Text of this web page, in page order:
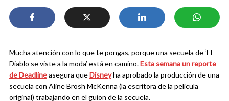
Mucha atención con lo que te pongas, porque una secuela de ‘El
Diablo se viste a la moda’ está en camino.Esta semana un reporte
de Deadlineasegura queDisneyha aprobado la producción de una
secuela con Aline Brosh McKenna (la escritora de la película
original) trabajando en el guion de la secuela.